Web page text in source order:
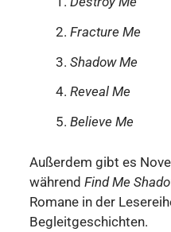
Fracture Me
Shadow Me
Reveal Me
Believe Me
Außerdem gibt es
während Find Me
Romane in der
Begleitgeschichten.